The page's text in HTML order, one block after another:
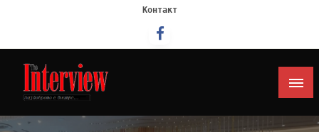
Контакт
Интервју